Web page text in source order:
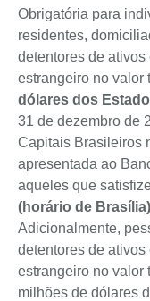
Obrigatória para
residentes,
detentores de
estrangeiro no valor
dólares dos
31 de dezembro de
Capitais Brasileiros
apresentada ao
aqueles que
(horário de
Adicionalmente,
detentores de
estrangeiro no valor
milhões de dólares